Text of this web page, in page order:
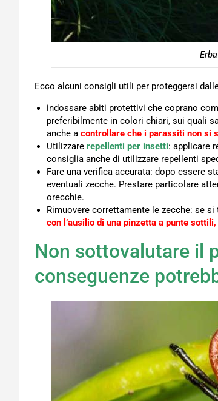
Ecco alcuni consigli utili per proteggersi
indossare abiti protettivi che coprano
preferibilmente in colori chiari, sui quali
anche a controllare che i parassiti non si
Utilizzare repellenti per insetti: applicare
consiglia anche di utilizzare repellenti
Fare una verifica accurata: dopo essere
eventuali zecche. Prestare particolare
orecchie.
Rimuovere correttamente le zecche: se
con l’ausilio di una pinzetta a punte
Non sottovalutare il
conseguenze